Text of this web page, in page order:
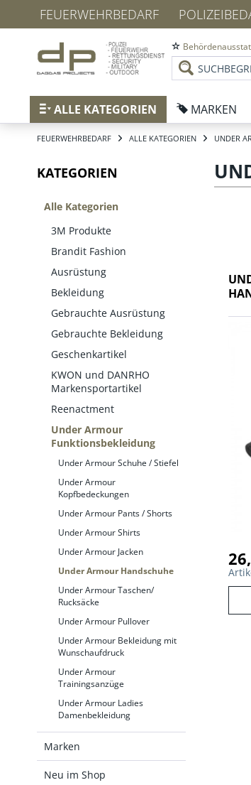
FEUERWEHRBEDARF
ALLE KATEGORIEN MARKEN
FEUERWEHRBEDARF ALLE KATEGORIEN UNDER
KATEGORIEN
Alle Kategorien
3M Produkte
Brandit Fashion
Ausrüstung
Bekleidung
Gebrauchte Ausrüstung
Gebrauchte Bekleidung
Geschenkartikel
KWON und DANRHO
Markensportartikel
Reenactment
Under Armour
Funktionsbekleidung
Under Armour Schuhe / Stiefel
Under Armour
Kopfbedeckungen
Under Armour Pants / Shorts
Under Armour Shirts
Under Armour Jacken
Under Armour Handschuhe
Under Armour Taschen/
Rucksäcke
Under Armour Pullover
Under Armour Bekleidung mit
Wunschaufdruck
Under Armour
Trainingsanzüge
Under Armour Ladies
Damenbekleidung
Marken
Neu im Shop